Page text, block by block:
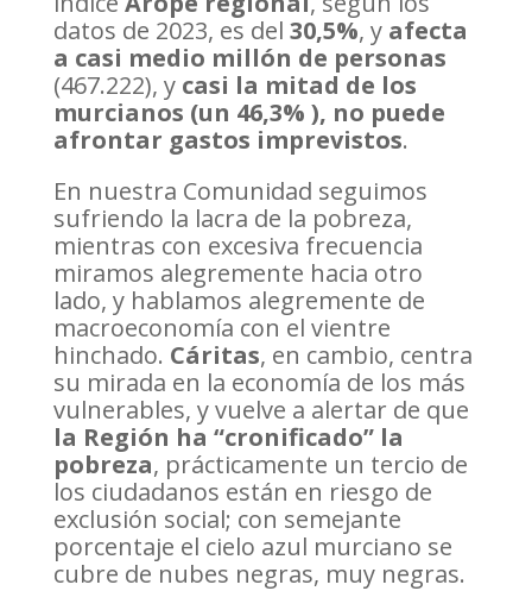
datos de 2023, es del 30,5%, y afecta
a casi medio millón de personas
(467.222), ycasi la mitad de los
murcianos (un 46,3% ), no puede
afrontar gastos imprevistos.
En nuestra Comunidad seguimos
sufriendo la lacra de la pobreza,
mientras con excesiva frecuencia
miramos alegremente hacia otro
lado, y hablamos alegremente de
macroeconomía con el vientre
hinchado. Cáritas, en cambio, centra
su mirada en la economía de los más
vulnerables, y vuelve a alertar de que
la Región ha “cronificado” la
pobreza, prácticamente un tercio de
los ciudadanos están en riesgo de
exclusión social; con semejante
porcentaje el cielo azul murciano se
cubre de nubes negras, muy negras.